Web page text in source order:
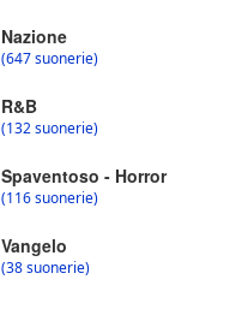
Nazione
(647 suonerie)
R&B
(132 suonerie)
Spaventoso - Horror
(116 suonerie)
Vangelo
(38 suonerie)